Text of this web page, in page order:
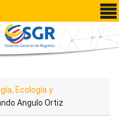
Ecología y
Angulo Ortiz